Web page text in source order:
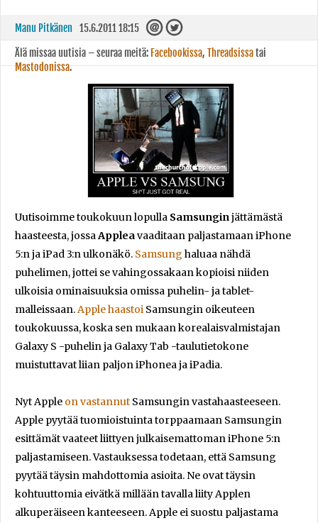
Manu Pitkänen 15.6.2011 18:15
Älä missaa uutisia – seuraa meitä: Facebookissa, Threadsissatai
Mastodonissa.
Uutisoimme toukokuun lopulla Samsungin jättämästä
haasteesta, jossa Appleavaaditaan paljastamaan iPhone
5:n ja iPad 3:n ulkonäkö. Samsung haluaa nähdä
puhelimen, jottei se vahingossakaan kopioisi niiden
ulkoisia ominaisuuksia omissa puhelin- ja tablet-
malleissaan. Applehaastoi Samsungin oikeuteen
toukokuussa, koska sen mukaan korealaisvalmistajan
Galaxy S -puhelin ja Galaxy Tab -taulutietokone
muistuttavat liian paljon iPhonea ja iPadia.
Nyt Apple on vastannut Samsungin vastahaasteeseen.
Apple pyytää tuomioistuinta torppaamaan Samsungin
esittämät vaateet liittyen julkaisemattoman iPhone 5:n
paljastamiseen. Vastauksessa todetaan, että Samsung
pyytää täysin mahdottomia asioita. Ne ovat täysin
kohtuuttomia eivätkä millään tavalla liity Applen
alkuperäiseen kanteeseen. Apple ei suostu paljastama